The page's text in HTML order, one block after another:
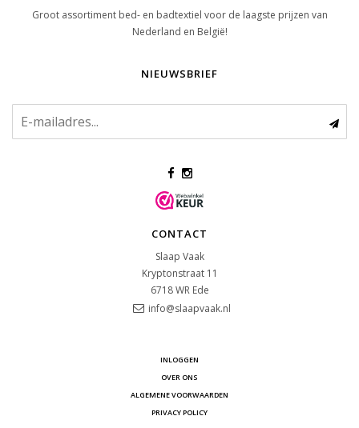
Groot assortiment bed- en badtextiel voor de laagste prijzen van
Nederland en België!
NIEUWSBRIEF
CONTACT
Slaap Vaak
Kryptonstraat 11
6718 WR Ede
info@slaapvaak.nl
INLOGGEN
OVER ONS
ALGEMENE VOORWAARDEN
PRIVACY POLICY